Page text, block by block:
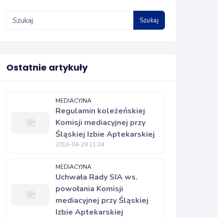
Szukaj
Ostatnie artykuły
MEDIACYJNA
Regulamin koleżeńskiej
Komisji mediacyjnej przy
Śląskiej Izbie Aptekarskiej
2016-04-29 11:04
MEDIACYJNA
Uchwała Rady SIA ws.
powołania Komisji
mediacyjnej przy Śląskiej
Izbie Aptekarskiej